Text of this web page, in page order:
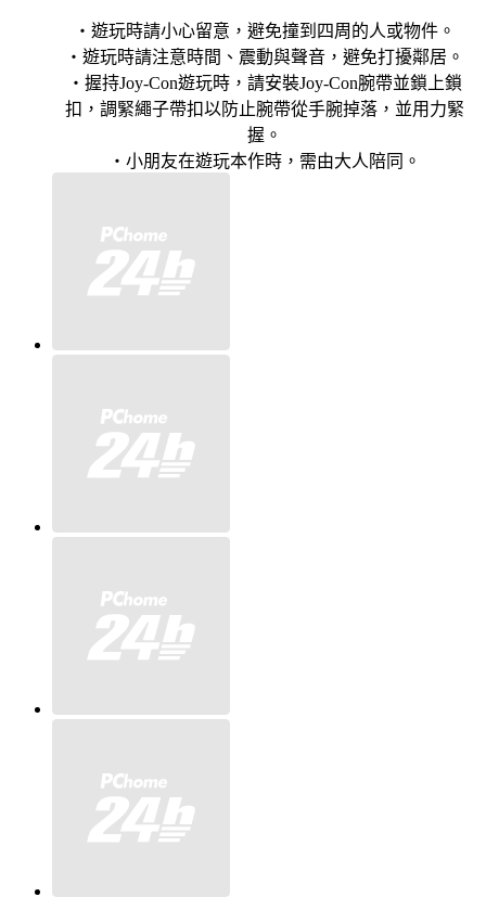
・遊玩時請小心留意，避免撞到四周的人或物件。
・遊玩時請注意時間、震動與聲音，避免打擾鄰居。
・握持Joy-Con遊玩時，請安裝Joy-Con腕帶並鎖上鎖
扣，調緊繩子帶扣以防止腕帶從手腕掉落，並用力緊
握。
・小朋友在遊玩本作時，需由大人陪同。